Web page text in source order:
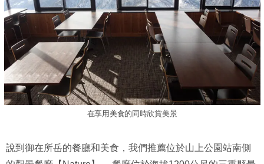
在享用美食的同時欣賞美景
說到御在所岳的餐廳和美食，我們推薦位於山上公園站南側